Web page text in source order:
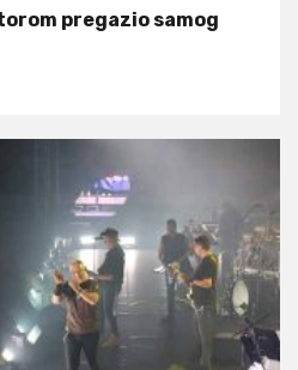
pregazio samog